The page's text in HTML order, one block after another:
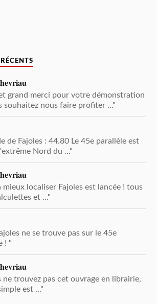
grand merci pour votre démonstration
souhaitez nous faire profiter ..."
de Fajoles : 44.80 Le 45e parallèle est
Nord du ..."
mieux localiser Fajoles est lancée ! tous
et ..."
ne se trouve pas sur le 45e
! "
ne trouvez pas cet ouvrage en librairie,
est ..."